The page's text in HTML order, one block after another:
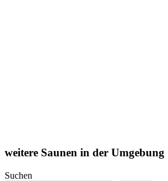
weitere Saunen in der Umgebung
Suchen